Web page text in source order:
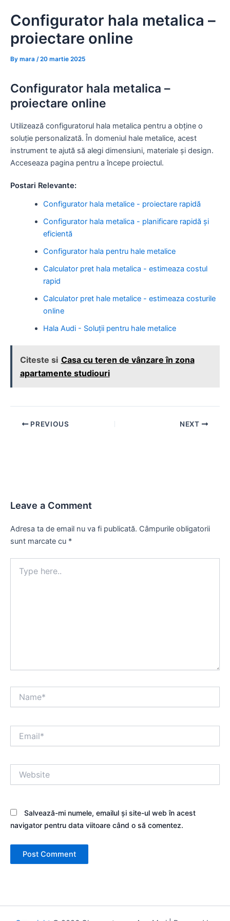
Configurator hala metalica –
proiectare online
By mara /20 martie 2025
Configurator hala metalica –
proiectare online
Utilizează configuratorul hala metalica pentru a obține o
soluție personalizată. În domeniul hale metalice, acest
instrument te ajută să alegi dimensiuni, materiale și design.
Acceseaza pagina pentru a începe proiectul.
Postari Relevante:
Configurator hala metalice - proiectare rapidă
Configurator hala metalica - planificare rapidă și
eficientă
Configurator hala pentru hale metalice
Calculator pret hala metalica - estimeaza costul
rapid
Calculator pret hale metalice - estimeaza costurile
online
Hala Audi - Soluții pentru hale metalice
Citeste si Casa cu teren de vânzare în zona
apartamente studiouri
Post PREVIOUS NEXT
Leave a Comment
Adresa ta de email nu va fi publicată. Câmpurile obligatorii
sunt marcate cu *
here..
Salvează-mi numele, emailul și site-ul web în acest
navigator pentru data viitoare când o să comentez.